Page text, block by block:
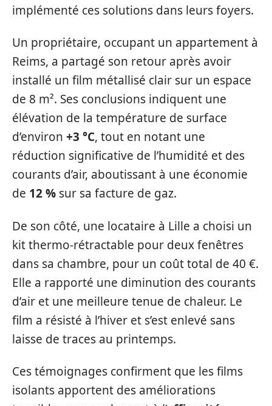
implémenté ces solutions dans leurs foyers.
Un propriétaire, occupant un appartement à
Reims, a partagé son retour après avoir
installé un film métallisé clair sur un espace
de 8 m². Ses conclusions indiquent une
élévation de la température de surface
d’environ +3 °C, tout en notant une
réduction significative de l’humidité et des
courants d’air, aboutissant à une économie
de 12 % sur sa facture de gaz.
De son côté, une locataire à Lille a choisi un
kit thermo-rétractable pour deux fenêtres
dans sa chambre, pour un coût total de 40 €.
Elle a rapporté une diminution des courants
d’air et une meilleure tenue de chaleur. Le
film a résisté à l’hiver et s’est enlevé sans
laisse de traces au printemps.
Ces témoignages confirment que les films
isolants apportent des améliorations